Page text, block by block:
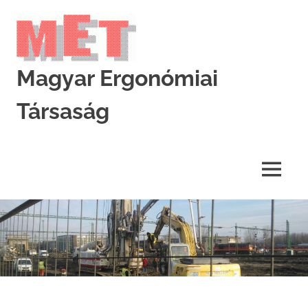
content
Magyar Ergonómiai
Társaság
MENU